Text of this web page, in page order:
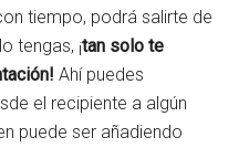
tiempo, podrá salirte de
tengas, ¡tan solo te
Ahí puedes
el recipiente a algún
puede ser añadiendo